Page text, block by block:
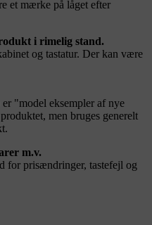
et mærke på låget efter
i rimelig stand.
og tastatur. Der kan være
"model eksempler af nye
men bruges generelt
m.v.
for prisændringer, tastefejl og